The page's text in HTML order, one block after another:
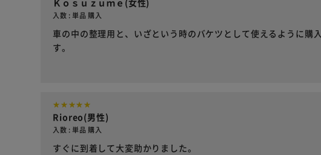
Ｋｏｓｕｚｕｍｅ(女性)
入数 : 単品 購入
車の中の整理用と、いざという時のバケツとして使えるように購
す。
Rioreo(男性)
入数 : 単品 購入
すぐに到着して大変助かりました。